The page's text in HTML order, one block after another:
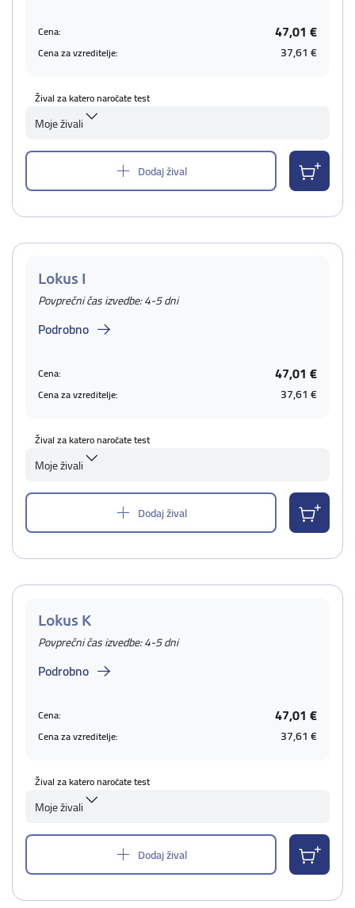
Cena: 47,01 €
Cena za vzreditelje: 37,61 €
Žival za katero naročate test
Moje živali
Dodaj žival
Lokus I
Povprečni čas izvedbe: 4-5 dni
Podrobno
Cena: 47,01 €
Cena za vzreditelje: 37,61 €
Žival za katero naročate test
Moje živali
Dodaj žival
Lokus K
Povprečni čas izvedbe: 4-5 dni
Podrobno
Cena: 47,01 €
Cena za vzreditelje: 37,61 €
Žival za katero naročate test
Moje živali
Dodaj žival